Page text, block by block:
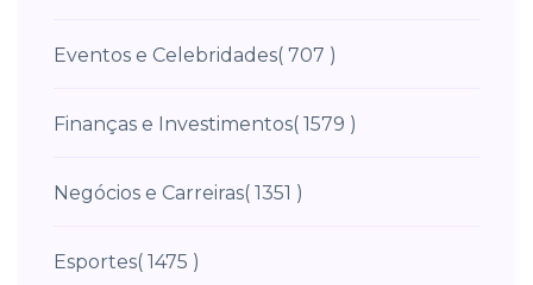
Eventos e Celebridades( 707 )
Finanças e Investimentos( 1579 )
Negócios e Carreiras( 1351 )
Esportes( 1475 )